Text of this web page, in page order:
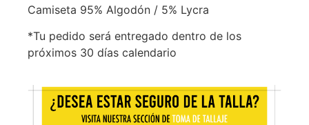
Camiseta 95% Algodón / 5% Lycra
*Tu pedido será entregado dentro de los
próximos 30 días calendario